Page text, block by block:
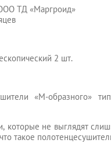
ТД «Маргроид»
2 шт.
«М-образного»
которые не выглядят
такое